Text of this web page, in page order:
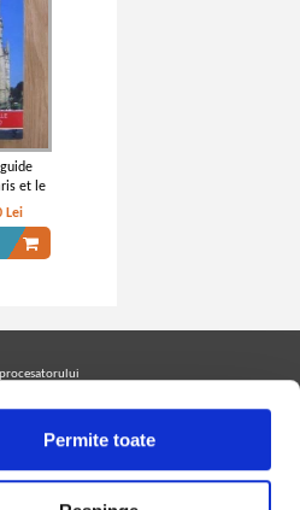
Permite toate
et le
Lei
fi la curent cu